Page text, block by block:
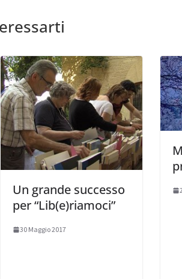
Un grande successo
per “Lib(e)riamoci”
30 Maggio 2017